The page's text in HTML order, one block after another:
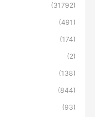
(31792)
(491)
(174)
(2)
(138)
(844)
(93)